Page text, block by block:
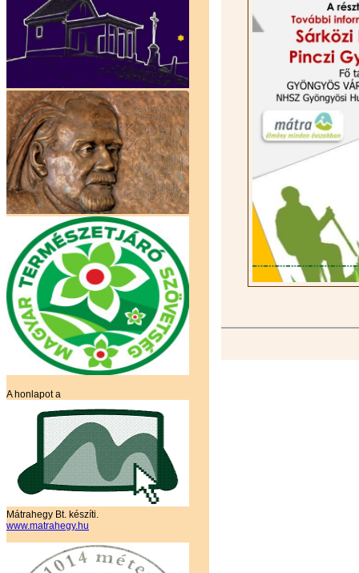
A honlapot a
Mátrahegy Bt. készíti.
www.matrahegy.hu